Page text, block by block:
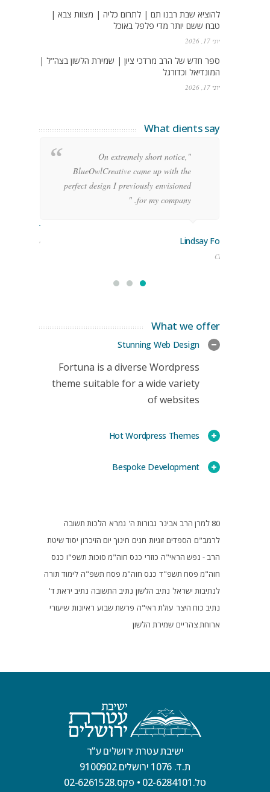
להוציא שבת רבנו תם | לתרום כליה | מצוות צבא |
טבח ששם יותר מדי פלפל באוכל
יוני 17, 2026
ספר חדש של הרב מרדכי ציון | שמירת הלשון בצה"ל |
המונדיאל וכדורגל
יוני 17, 2026
What clients say
"On extremely short notice,
BlueOwlCreative came up with the
perfect design I previously envisioned
for my company. "
Lindsay Ford
CEO
Stoner
Manager
What we offer
Stunning Web Design
Fortuna is a diverse Wordpress
theme suitable for a wide variety
of websites
Hot Wordpress Themes
Bespoke Development
80 למרן הרב אבינר גבורות ה' גמרא הלכות תשובה
לרמב"ם הספדים זוגיות חגים חינוך יום הזיכרון יסוד שיטת
הרב - נפש הראי"ה כוזרי כנס חוה"מ סוכות תשפ"ו כנס
חוה"מ פסח תשפ"ד כנס חוה"מ פסח תשפ"ה לימוד תורה
לנתיבות ישראל נתיב הלשון נתיב התשובה נתיב יראת ד'
נתיב כוח היצר עולת ראי"ה פרשת שבוע ראיונות שיעורי
ארוחת צהריים שמירת הלשון
ישיבת עטרת ירושלים ע”ר
ת.ד. 1076 ירושלים 9100902
טל.02-6284101
• פקס.02-6261528